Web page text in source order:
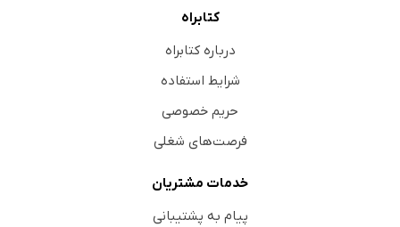
کتابراه
درباره کتابراه
شرایط استفاده
حریم خصوصی
فرصت‌های شغلی
خدمات مشتریان
پیام به پشتیبانی